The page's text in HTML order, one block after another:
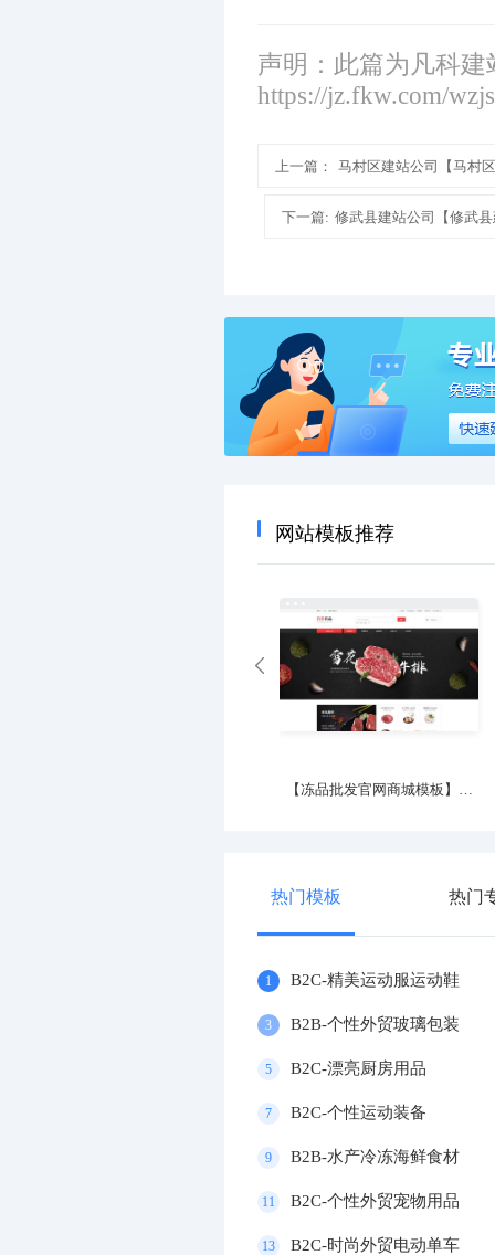
声明：此篇为凡科
https://jz.fkw.com/
上一篇： 马村区建站公司【马村
下一篇: 修武县建站公司【修武
网站模板推荐
【冻品批发官网商城模板】冷冻品商城官网
热门模板 热门
1 B2C-精美运动服运动鞋
3 B2B-个性外贸玻璃包装
5 B2C-漂亮厨房用品
7 B2C-个性运动装备
9 B2B-水产冷冻海鲜食材
11 B2C-个性外贸宠物用品
13 B2C-时尚外贸电动单车